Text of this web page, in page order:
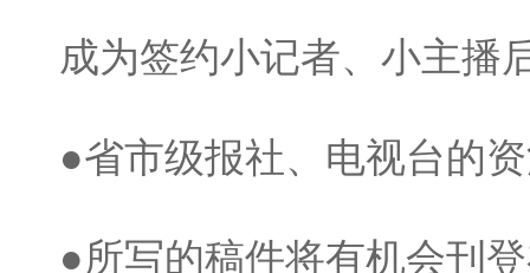
成为签约小记者、小主播
●省市级报社、电视台的
●所写的稿件将有机会刊